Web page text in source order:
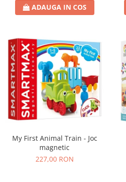
ADAUGA IN COS
My First Animal Train - Joc
magnetic
227,00 RON